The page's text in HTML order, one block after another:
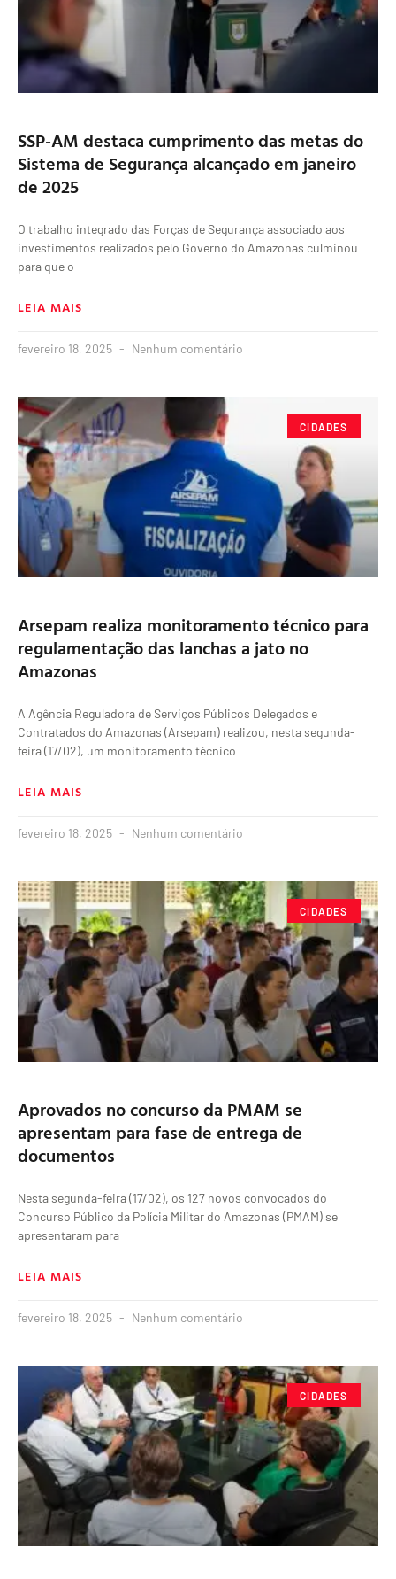
SSP-AM destaca cumprimento das metas do
Sistema de Segurança alcançado em janeiro
de 2025
O trabalho integrado das Forças de Segurança associado aos
investimentos realizados pelo Governo do Amazonas culminou
para que o
LEIA MAIS
fevereiro 18, 2025 Nenhum comentário
CIDADES
Arsepam realiza monitoramento técnico para
regulamentação das lanchas a jato no
Amazonas
A Agência Reguladora de Serviços Públicos Delegados e
Contratados do Amazonas (Arsepam) realizou, nesta segunda-
feira (17/02), um monitoramento técnico
LEIA MAIS
fevereiro 18, 2025 Nenhum comentário
CIDADES
Aprovados no concurso da PMAM se
apresentam para fase de entrega de
documentos
Nesta segunda-feira (17/02), os 127 novos convocados do
Concurso Público da Polícia Militar do Amazonas (PMAM) se
apresentaram para
LEIA MAIS
fevereiro 18, 2025 Nenhum comentário
CIDADES